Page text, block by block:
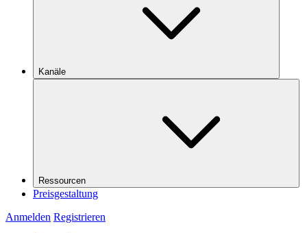
Kanäle
Ressourcen
Preisgestaltung
Anmelden Registrieren